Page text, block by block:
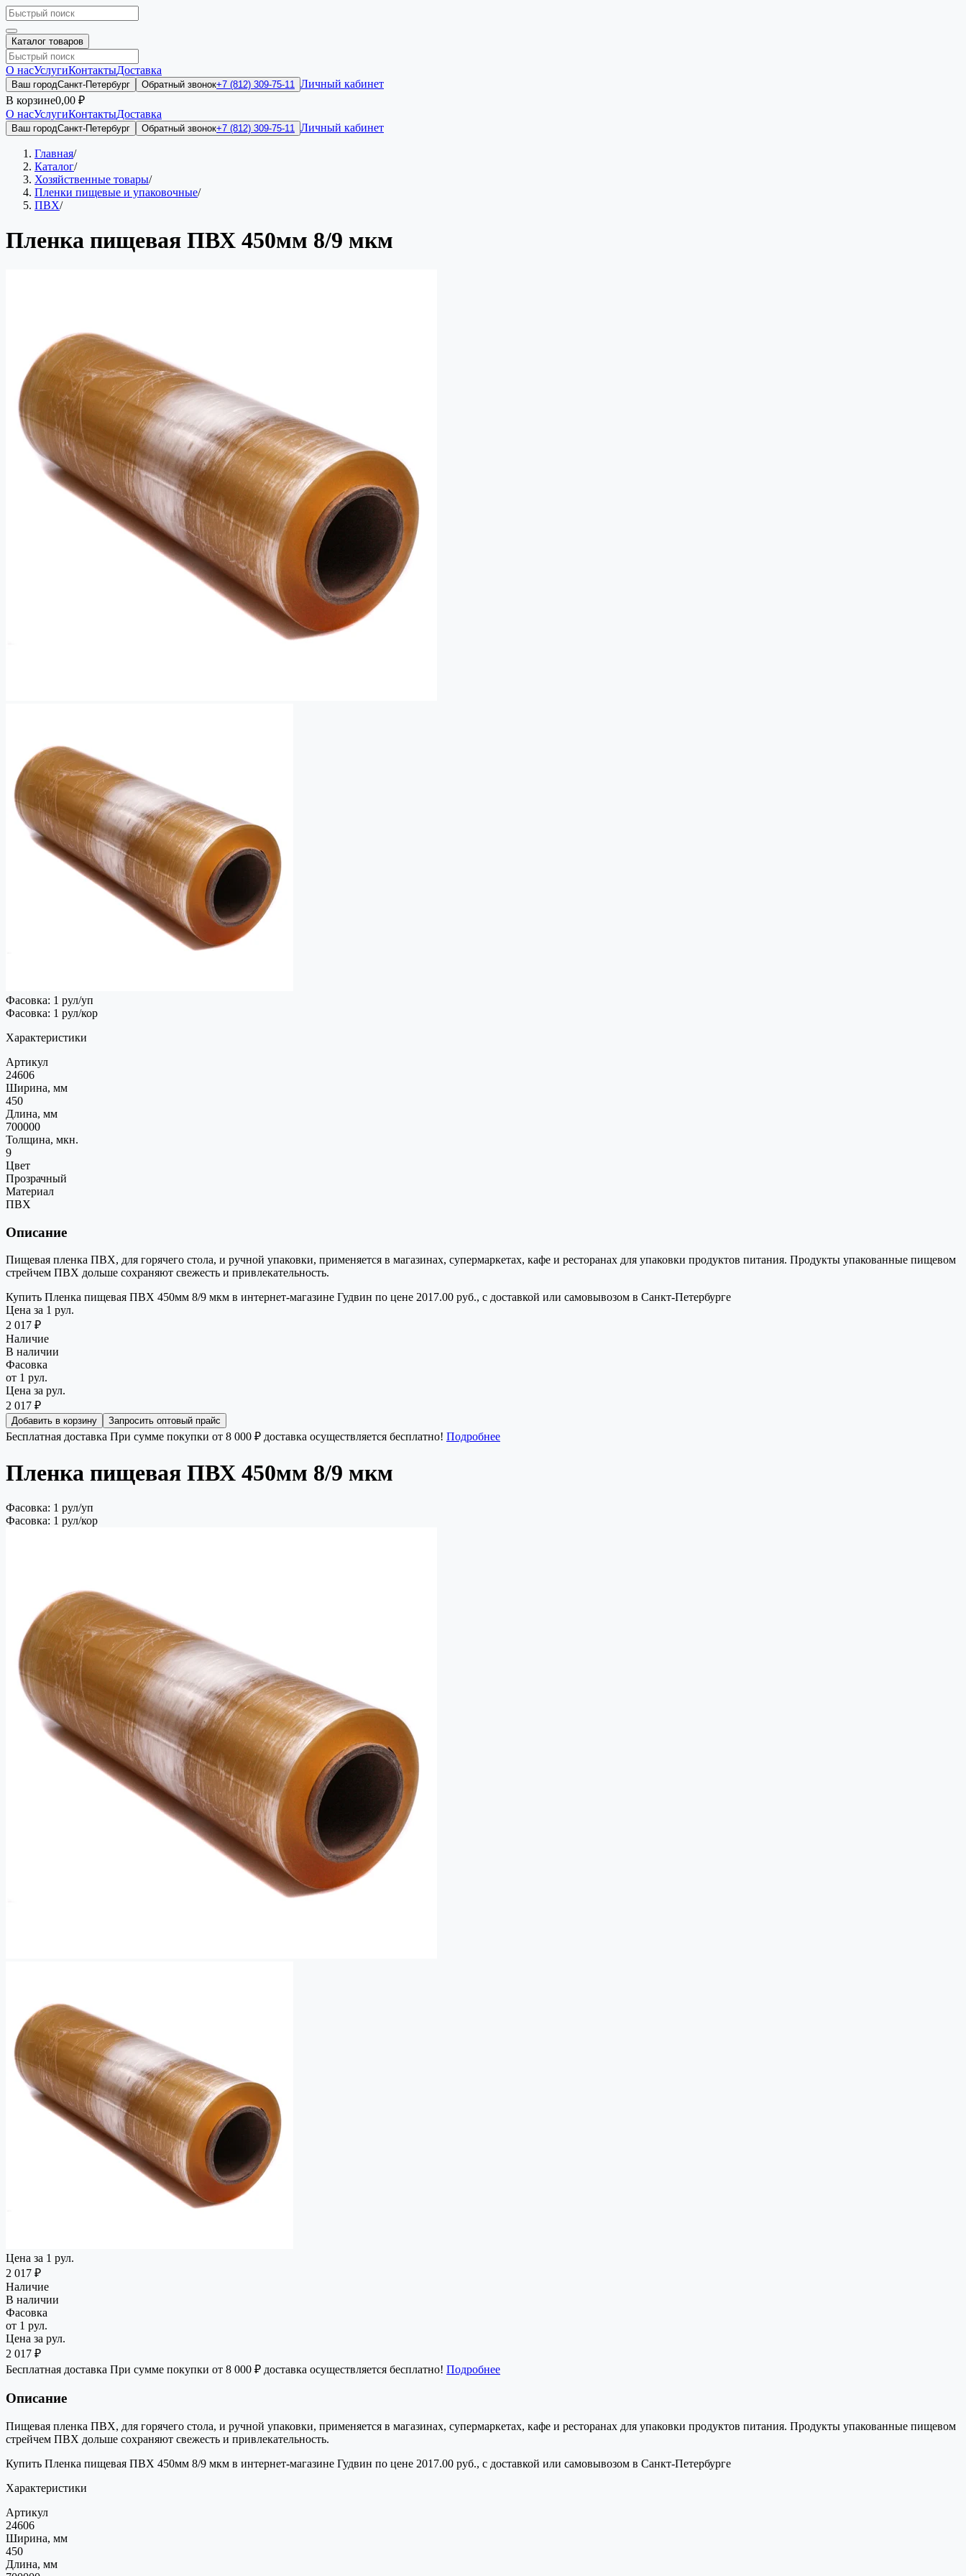
Каталог товаров
О насУслугиКонтактыДоставка
Ваш городСанкт-Петербург Обратный звонок+7 (812) 309-75-11 Личный кабинет
В корзине0,00 ₽
О насУслугиКонтактыДоставка
Ваш городСанкт-Петербург Обратный звонок+7 (812) 309-75-11 Личный кабинет
Главная/
Каталог/
Хозяйственные товары/
Пленки пищевые и упаковочные/
ПВХ/
Пленка пищевая ПВХ 450мм 8/9 мкм
Фасовка: 1 рул/уп
Фасовка: 1 рул/кор
Характеристики
Артикул
24606
Ширина, мм
450
Длина, мм
700000
Толщина, мкн.
9
Цвет
Прозрачный
Материал
ПВХ
Описание
Пищевая пленка ПВХ, для горячего стола, и ручной упаковки, применяется в магазинах, супермаркетах, кафе и ресторанах для упаковки продуктов питания. Продукты упакованные пищевом
стрейчем ПВХ дольше сохраняют свежесть и привлекательность.
Купить Пленка пищевая ПВХ 450мм 8/9 мкм в интернет-магазине Гудвин по цене 2017.00 руб., с доставкой или самовывозом в Санкт-Петербурге
Цена за 1 рул.
2 017 ₽
Наличие
В наличии
Фасовка
от 1 рул.
Цена за рул.
2 017 ₽
Добавить в корзину Запросить оптовый прайс
Бесплатная доставка При сумме покупки от 8 000 ₽ доставка осуществляется бесплатно! Подробнее
Пленка пищевая ПВХ 450мм 8/9 мкм
Фасовка: 1 рул/уп
Фасовка: 1 рул/кор
Цена за 1 рул.
2 017 ₽
Наличие
В наличии
Фасовка
от 1 рул.
Цена за рул.
2 017 ₽
Бесплатная доставка При сумме покупки от 8 000 ₽ доставка осуществляется бесплатно! Подробнее
Описание
Пищевая пленка ПВХ, для горячего стола, и ручной упаковки, применяется в магазинах, супермаркетах, кафе и ресторанах для упаковки продуктов питания. Продукты упакованные пищевом
стрейчем ПВХ дольше сохраняют свежесть и привлекательность.
Купить Пленка пищевая ПВХ 450мм 8/9 мкм в интернет-магазине Гудвин по цене 2017.00 руб., с доставкой или самовывозом в Санкт-Петербурге
Характеристики
Артикул
24606
Ширина, мм
450
Длина, мм